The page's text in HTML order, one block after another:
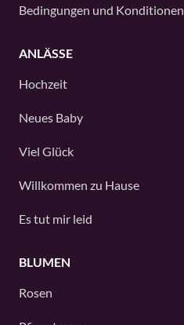
Bedingungen und Konditionen
ANLÄSSE
Hochzeit
Neues Baby
Viel Glück
Willkommen zu Hause
Es tut mir leid
BLUMEN
Rosen